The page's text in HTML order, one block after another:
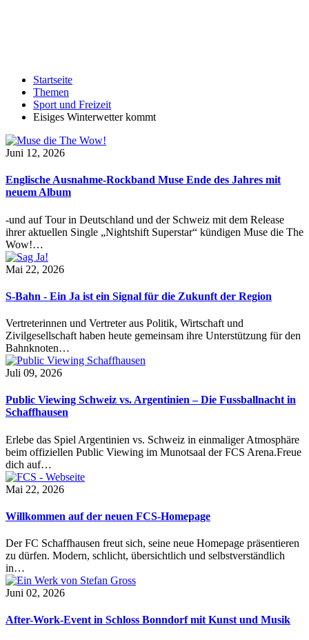
Startseite
Themen
Sport und Freizeit
Eisiges Winterwetter kommt
Juni 12, 2026
Englische Ausnahme-Rockband Muse Ende des Jahres mit
neuem Album
-und auf Tour in Deutschland und der Schweiz mit dem Release
ihrer aktuellen Single „Nightshift Superstar“ kündigen Muse die The
Wow!…
Mai 22, 2026
S-Bahn - Ein Ja ist ein Signal für die Zukunft der Region
Vertreterinnen und Vertreter aus Politik, Wirtschaft und
Zivilgesellschaft haben heute gemeinsam ihre Unterstützung für den
Bahnknoten…
Juli 09, 2026
Public Viewing Schweiz vs. Argentinien – Die Fussballnacht in
Schaffhausen
Erlebe das Spiel Argentinien vs. Schweiz in einmaliger Atmosphäre
beim offiziellen Public Viewing im Munotsaal der FCS Arena.Freue
dich auf…
Mai 22, 2026
Willkommen auf der neuen FCS-Homepage
Der FC Schaffhausen freut sich, seine neue Homepage präsentieren
zu dürfen. Modern, schlicht, übersichtlich und selbstverständlich
in…
Juni 02, 2026
After-Work-Event in Schloss Bonndorf mit Kunst und Musik